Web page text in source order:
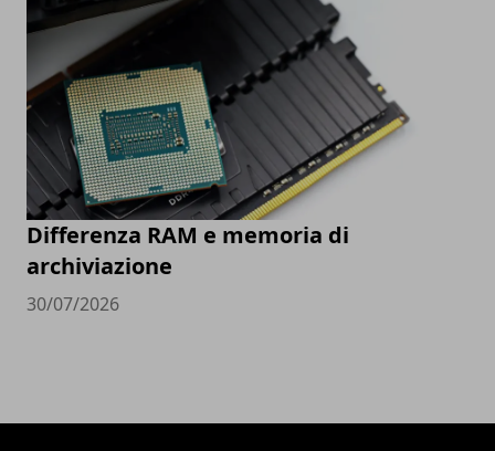
Differenza RAM e memoria di
archiviazione
30/07/2026